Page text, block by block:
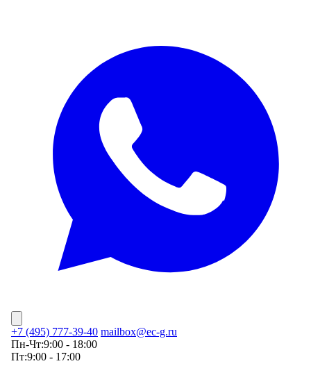
+7 (495) 777-39-40 mailbox@ec-g.ru
Пн-Чт:9:00 - 18:00
Пт:9:00 - 17:00